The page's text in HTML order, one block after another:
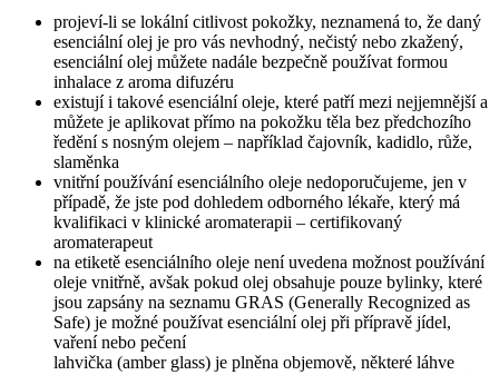
projeví-li se lokální citlivost pokožky, neznamená to, že daný
esenciální olej je pro vás nevhodný, nečistý nebo zkažený,
esenciální olej můžete nadále bezpečně používat formou
inhalace z aroma difuzéru
existují i takové esenciální oleje, které patří mezi nejjemnější a
můžete je aplikovat přímo na pokožku těla bez předchozího
ředění s nosným olejem – například čajovník, kadidlo, růže,
slaměnka
vnitřní používání esenciálního oleje nedoporučujeme, jen v
případě, že jste pod dohledem odborného lékaře, který má
kvalifikaci v klinické aromaterapii – certifikovaný
aromaterapeut
na etiketě esenciálního oleje není uvedena možnost používání
oleje vnitřně, avšak pokud olej obsahuje pouze bylinky, které
jsou zapsány na seznamu GRAS (Generally Recognized as
Safe) je možné používat esenciální olej při přípravě jídel,
vaření nebo pečení
lahvička (amber glass) je plněna objemově, některé láhve